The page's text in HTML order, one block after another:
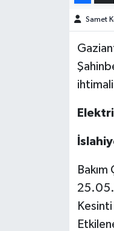
Samet
Bakım
Teknoloji
Yeme-İçme